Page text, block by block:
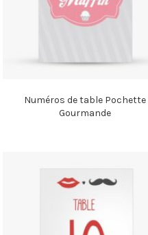
Numéros de table Pochette
Gourmande